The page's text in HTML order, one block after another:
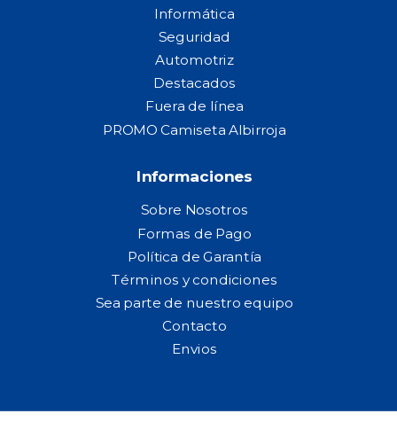
Informática
Seguridad
Automotriz
Destacados
Fuera de línea
PROMO Camiseta Albirroja
Informaciones
Sobre Nosotros
Formas de Pago
Política de Garantía
Términos y condiciones
Sea parte de nuestro equipo
Contacto
Envios